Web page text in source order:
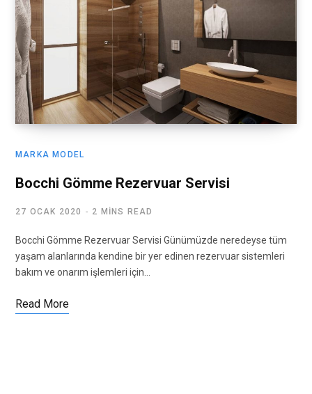
MARKA MODEL
Bocchi Gömme Rezervuar Servisi
27 OCAK 2020 2 MINS READ
Bocchi Gömme Rezervuar Servisi Günümüzde neredeyse tüm
yaşam alanlarında kendine bir yer edinen rezervuar sistemleri
bakım ve onarım işlemleri için…
Read More